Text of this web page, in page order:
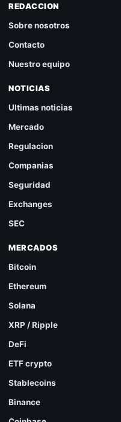
REDACCION
Sobre nosotros
Contacto
Nuestro equipo
NOTICIAS
Ultimas noticias
Mercado
Regulacion
Companias
Seguridad
Exchanges
SEC
MERCADOS
Bitcoin
Ethereum
Solana
XRP / Ripple
DeFi
ETF crypto
Stablecoins
Binance